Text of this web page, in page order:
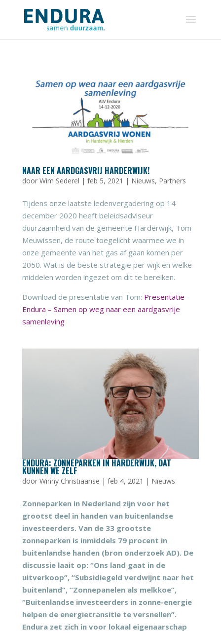
NAAR EEN AARDGASVRIJ HARDERWIJK!
door Wim Sederel | feb 5, 2021 | Nieuws, Partners
Tijdens onze laatste ledenvergadering op 14
december 2020 heeft beleidsadviseur
duurzaamheid van de gemeente Harderwijk, Tom
Meuwissen, de route toegelicht waarmee we in
onze gemeente van het gas af gaan komen per
2050. Wat is de beste strategie per wijk en welke
middelen worden ingezet om dit te bereiken.
Download de presentatie van Tom: Presentatie
Endura – Samen op weg naar een aardgasvrije
samenleving
ENDURA: ZONNEPARKEN IN HARDERWIJK, DAT
KUNNEN WE ZELF
door Winny Christiaanse | feb 4, 2021 | Nieuws
Zonneparken in Nederland zijn voor het
grootst deel in handen van buitenlandse
investeerders. Van de 33 grootste
zonneparken is inmiddels 79 procent in
buitenlandse handen (bron onderzoek AD). De
discussie laait op: “Ons land gaat in de
uitverkoop”, “Subsidiegeld verdwijnt naar het
buitenland”, “Zonnepanelen als melkkoe”,
“Buitenlandse investeerders in zonne-energie
helpen de energietransitie te versnellen”.
Endura zet zich in voor lokaal eigenaarschap